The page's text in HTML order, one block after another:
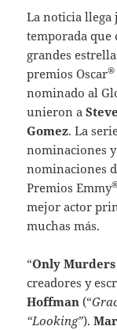
La noticia llega
temporada que
grandes
premios Oscar®
nominado al
unieron a
Gomez. La
nominaciones
nominaciones
Premios Emmy
mejor actor
muchas más.
“Only
creadores y
Hoffman (“
“Looking”).